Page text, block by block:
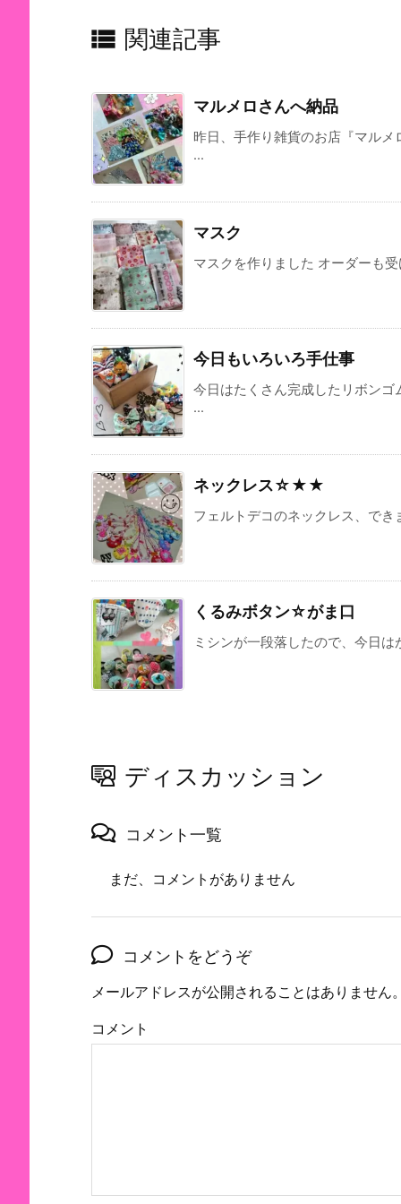
 関連記事
マルメロさんへ納品
昨日、手作り雑貨のお店『マル
...
マスク
マスクを作りました オーダーも
今日もいろいろ手仕事
今日はたくさん完成したリボン
...
ネックレス☆★★
フェルトデコのネックレス、で
くるみボタン☆がま口
ミシンが一段落したので、今日
ディスカッション
コメント一覧
まだ、コメントがありません
コメントをどうぞ
メールアドレスが公開されることはありません
コメント